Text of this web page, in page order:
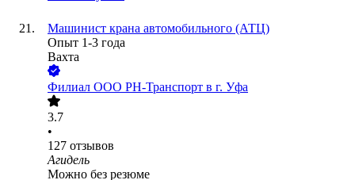
Машинист крана автомобильного (АТЦ)
Опыт 1-3 года
Вахта
Филиал ООО РН-Транспорт в г. Уфа
3.7
•
127 отзывов
Агидель
Можно без резюме